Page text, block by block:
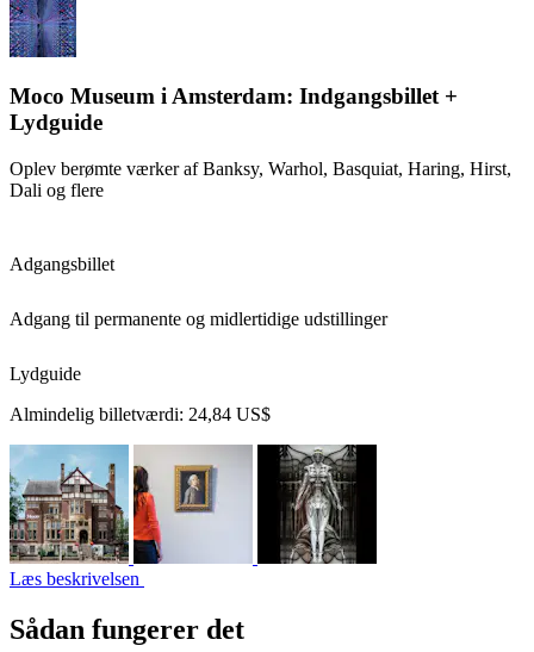
Moco Museum i Amsterdam: Indgangsbillet +
Lydguide
Oplev berømte værker af Banksy, Warhol, Basquiat, Haring, Hirst,
Dali og flere
Adgangsbillet
Adgang til permanente og midlertidige udstillinger
Lydguide
Almindelig billetværdi: 24,84 US$
Læs beskrivelsen
Sådan fungerer det